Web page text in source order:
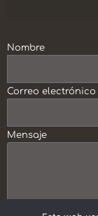
Nombre
Correo electrónico
Mensaje